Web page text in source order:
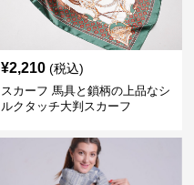
¥2,210 (税込)
スカーフ 馬具と鎖柄の上品なシ
ルクタッチ大判スカーフ